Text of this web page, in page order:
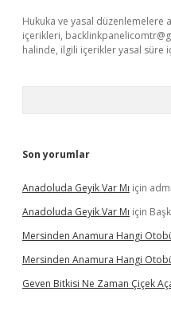
Hukuka ve yasal düzenlemelere
içerikleri,
halinde, ilgili içerikler yasal süre
Son yorumlar
Anadoluda Geyik Var Mı için
Anadoluda Geyik Var Mı için
Mersinden Anamura Hangi
Mersinden Anamura Hangi
Geven Bitkisi Ne Zaman Çiçek